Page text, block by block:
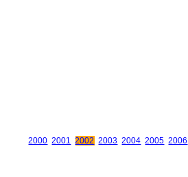
2000 2001 2002 2003 2004 2005 2006